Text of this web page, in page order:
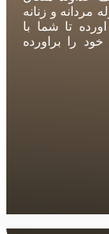
مردانه و زنانه
تا شما با
را براورده